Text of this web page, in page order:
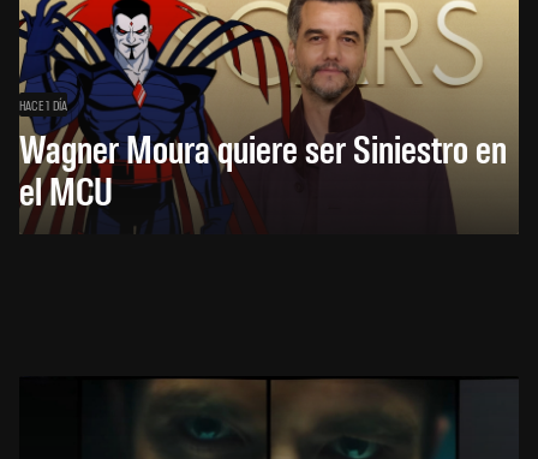
HACE 1 DÍA
Wagner Moura quiere ser Siniestro en
el MCU